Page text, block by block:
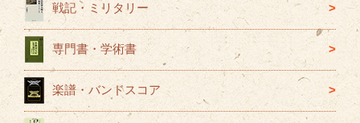
戦記・ミリタリー
専門書・学術書
楽譜・バンドスコア